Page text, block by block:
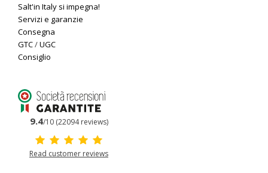
Salt'in Italy si impegna!
Servizi e garanzie
Consegna
GTC/UGC
Consiglio
9.4/10 (22094 reviews)
Read customer reviews